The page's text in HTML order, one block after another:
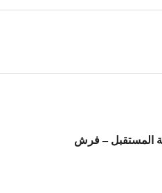
المستقبل – فرش